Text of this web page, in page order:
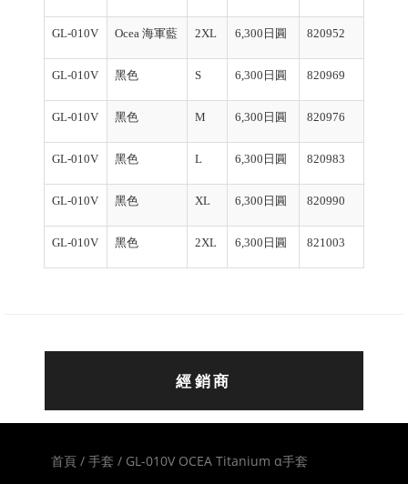
GL-010V Ocea 海軍藍 2XL 6,300日圓 820952
GL-010V 黑色 S 6,300日圓 820969
GL-010V 黑色 M 6,300日圓 820976
GL-010V 黑色 L 6,300日圓 820983
GL-010V 黑色 XL 6,300日圓 820990
GL-010V 黑色 2XL 6,300日圓 821003
經銷商
首頁 / 手套 / GL-010V OCEA Titanium α手套